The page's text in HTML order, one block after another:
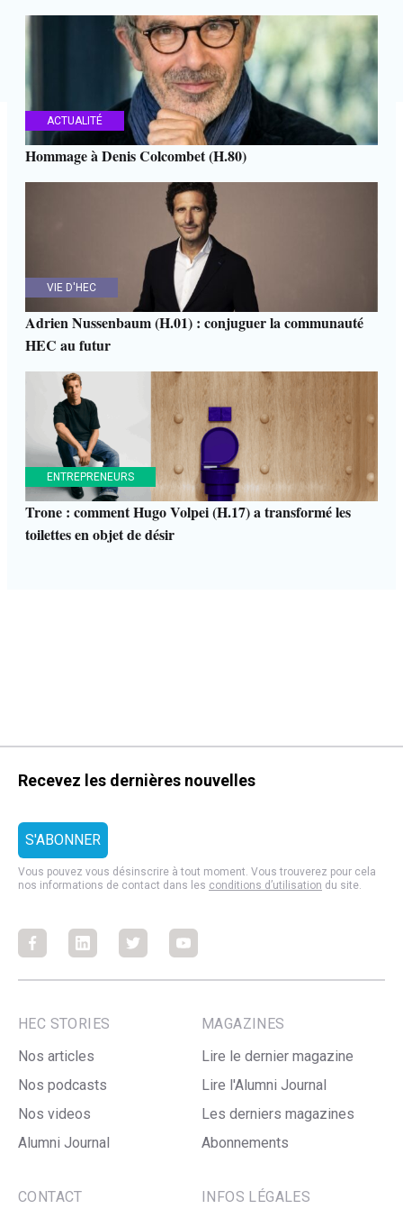
ACTUALITÉ
Hommage à Denis Colcombet (H.80)
VIE D'HEC
Adrien Nussenbaum (H.01) : conjuguer la communauté
HEC au futur
ENTREPRENEURS
Trone : comment Hugo Volpei (H.17) a transformé les
toilettes en objet de désir
Recevez les dernières nouvelles
Vous pouvez vous désinscrire à tout moment. Vous trouverez pour cela
nos informations de contact dans les conditions d’utilisation du site.
FacebookFacebookFacebookFacebook
HEC STORIES
Nos articles
Nos podcasts
Nos videos
Alumni Journal
MAGAZINES
Lire le dernier magazine
Lire l'Alumni Journal
Les derniers magazines
Abonnements
CONTACT INFOS LÉGALES